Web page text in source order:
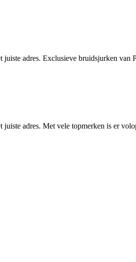
adres. Exclusieve bruidsjurken
adres. Met vele topmerken is er